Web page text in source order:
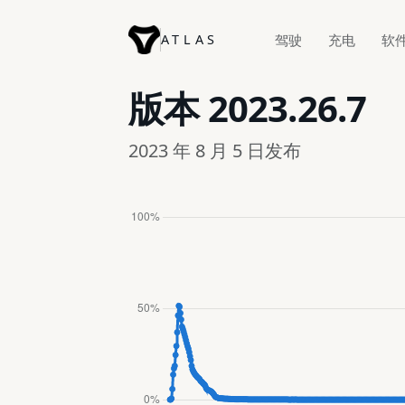
ATLAS 驾驶 充电 软
版本2023.26.7
2023 年 8 月 5 日发布